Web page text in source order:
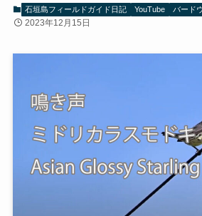
石垣島フィールドガイド日記 YouTube バード
2023年12月15日